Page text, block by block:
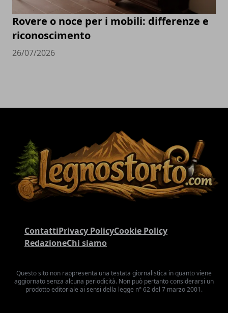
Rovere o noce per i mobili: differenze e
riconoscimento
26/07/2026
ContattiPrivacy PolicyCookie Policy
RedazioneChi siamo
Questo sito non rappresenta una testata giornalistica in quanto viene
aggiornato senza alcuna periodicità. Non può pertanto considerarsi un
prodotto editoriale ai sensi della legge n° 62 del 7 marzo 2001.